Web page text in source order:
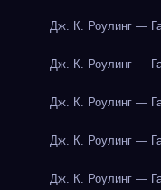
Дж. К. Роулинг —
Дж. К. Роулинг —
Дж. К. Роулинг —
Дж. К. Роулинг —
Дж. К. Роулинг —